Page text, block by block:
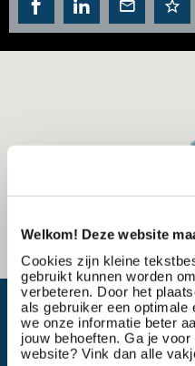
Welkom! Deze website
Cookies zijn kleine
gebruikt kunnen worden
verbeteren. Door het
als gebruiker een optimale
we onze informatie beter
jouw behoeften. Ga je
website? Vink dan alle
What is my travel time?